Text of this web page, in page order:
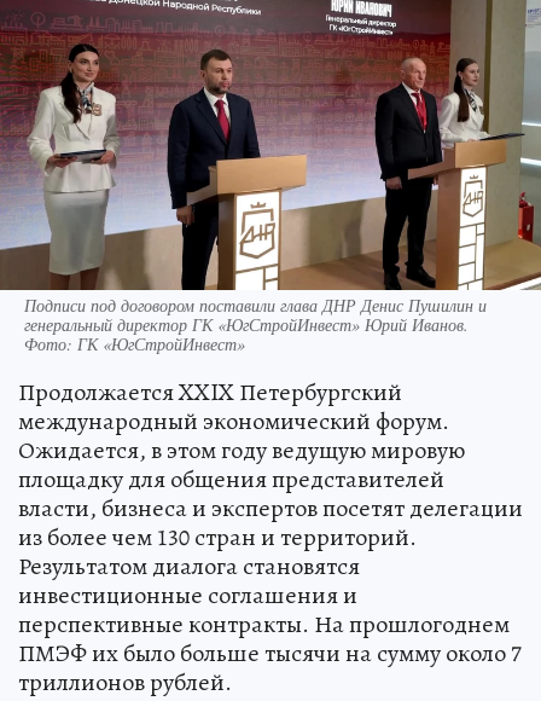
Подписи под договором поставили глава ДНР Денис Пушилин и
генеральный директор ГК «ЮгСтройИнвест» Юрий Иванов.
Фото: ГК «ЮгСтройИнвест»
Продолжается XXIX Петербургский
международный экономический форум.
Ожидается, в этом году ведущую мировую
площадку для общения представителей
власти, бизнеса и экспертов посетят делегации
из более чем 130 стран и территорий.
Результатом диалога становятся
инвестиционные соглашения и
перспективные контракты. На прошлогоднем
ПМЭФ их было больше тысячи на сумму около 7
триллионов рублей.